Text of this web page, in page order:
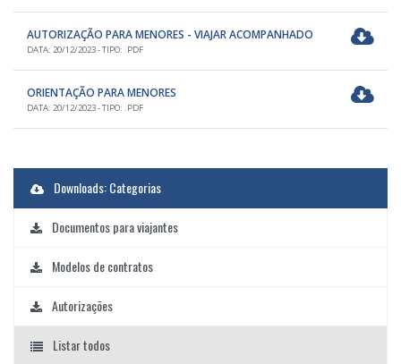
AUTORIZAÇÃO PARA MENORES - VIAJAR ACOMPANHADO
DATA: 20/12/2023 - TIPO: .PDF
ORIENTAÇÃO PARA MENORES
DATA: 20/12/2023 - TIPO: .PDF
Downloads: Categorias
Documentos para viajantes
Modelos de contratos
Autorizações
Listar todos